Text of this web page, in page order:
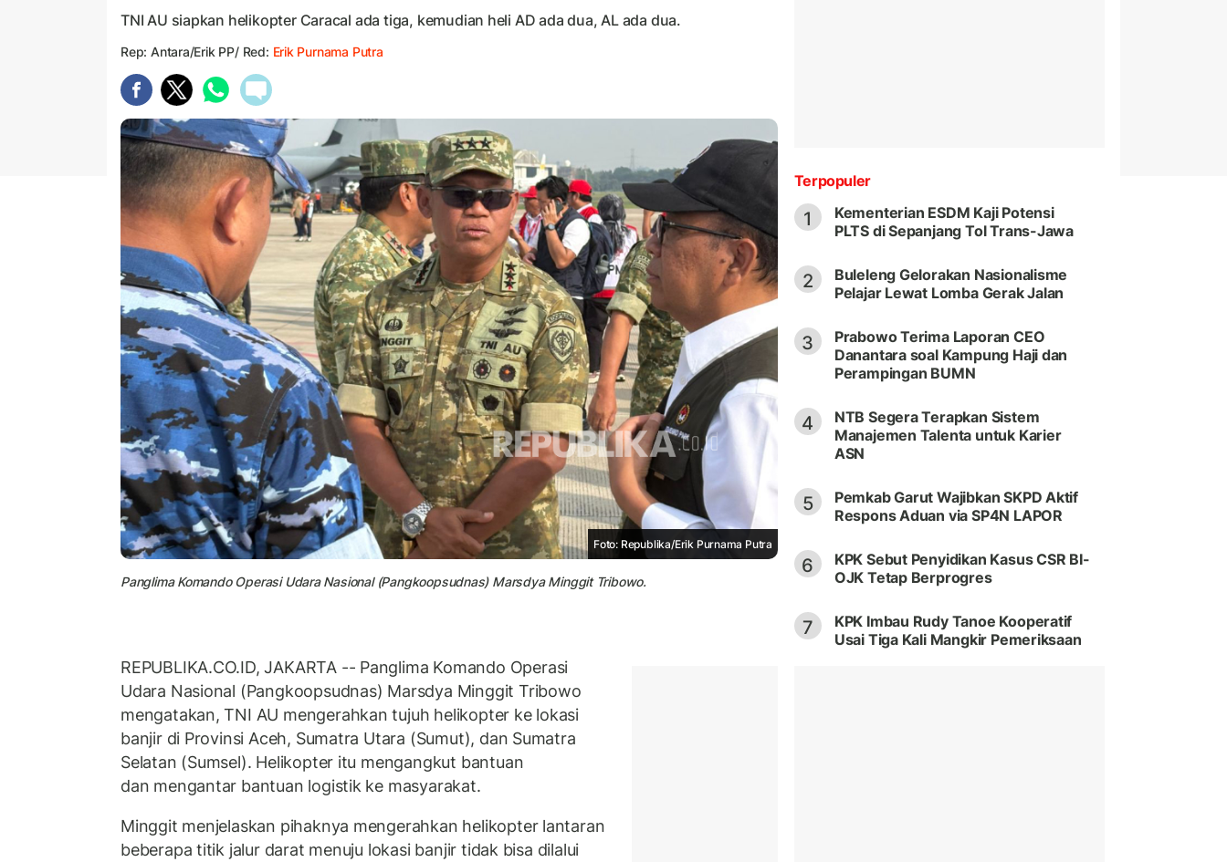
TNI AU siapkan helikopter Caracal ada tiga, kemudian heli AD ada dua, AL ada dua.
Rep: Antara/Erik PP/ Red: Erik Purnama Putra
Foto: Republika/Erik Purnama Putra
Panglima Komando Operasi Udara Nasional (Pangkoopsudnas) Marsdya Minggit Tribowo.
REPUBLIKA.CO.ID, JAKARTA -- Panglima Komando Operasi
Udara Nasional (Pangkoopsudnas) Marsdya Minggit Tribowo
mengatakan, TNI AU mengerahkan tujuh helikopter ke lokasi
banjir di Provinsi Aceh, Sumatra Utara (Sumut), dan Sumatra
Selatan (Sumsel). Helikopter itu mengangkut bantuan
dan mengantar bantuan logistik ke masyarakat.
Minggit menjelaskan pihaknya mengerahkan helikopter lantaran
beberapa titik jalur darat menuju lokasi banjir tidak bisa dilalui
Terpopuler
1
Kementerian ESDM Kaji Potensi
PLTS di Sepanjang Tol Trans-Jawa
2
Buleleng Gelorakan Nasionalisme
Pelajar Lewat Lomba Gerak Jalan
3
Prabowo Terima Laporan CEO
Danantara soal Kampung Haji dan
Perampingan BUMN
4
NTB Segera Terapkan Sistem
Manajemen Talenta untuk Karier
ASN
5
Pemkab Garut Wajibkan SKPD Aktif
Respons Aduan via SP4N LAPOR
6
KPK Sebut Penyidikan Kasus CSR BI-
OJK Tetap Berprogres
7
KPK Imbau Rudy Tanoe Kooperatif
Usai Tiga Kali Mangkir Pemeriksaan